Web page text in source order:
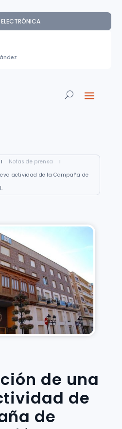
ELECTRÓNICA
I Notas de prensa
I
actividad de la Campaña de
de una
de
de